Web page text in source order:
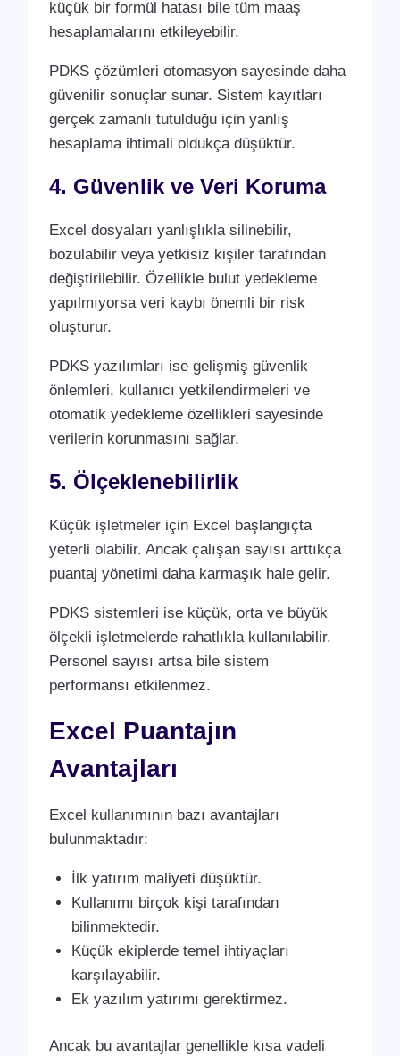
küçük bir formül hatası bile tüm maaş
hesaplamalarını etkileyebilir.
PDKS çözümleri otomasyon sayesinde daha
güvenilir sonuçlar sunar. Sistem kayıtları
gerçek zamanlı tutulduğu için yanlış
hesaplama ihtimali oldukça düşüktür.
4. Güvenlik ve Veri Koruma
Excel dosyaları yanlışlıkla silinebilir,
bozulabilir veya yetkisiz kişiler tarafından
değiştirilebilir. Özellikle bulut yedekleme
yapılmıyorsa veri kaybı önemli bir risk
oluşturur.
PDKS yazılımları ise gelişmiş güvenlik
önlemleri, kullanıcı yetkilendirmeleri ve
otomatik yedekleme özellikleri sayesinde
verilerin korunmasını sağlar.
5. Ölçeklenebilirlik
Küçük işletmeler için Excel başlangıçta
yeterli olabilir. Ancak çalışan sayısı arttıkça
puantaj yönetimi daha karmaşık hale gelir.
PDKS sistemleri ise küçük, orta ve büyük
ölçekli işletmelerde rahatlıkla kullanılabilir.
Personel sayısı artsa bile sistem
performansı etkilenmez.
Excel Puantajın
Avantajları
Excel kullanımının bazı avantajları
bulunmaktadır:
İlk yatırım maliyeti düşüktür.
Kullanımı birçok kişi tarafından
bilinmektedir.
Küçük ekiplerde temel ihtiyaçları
karşılayabilir.
Ek yazılım yatırımı gerektirmez.
Ancak bu avantajlar genellikle kısa vadeli